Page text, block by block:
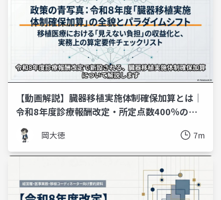
【動画解説】臓器移植実施体制確保加算とは｜
令和8年度診療報酬改定・所定点数400％の新
加算を8分で
岡大徳 7m